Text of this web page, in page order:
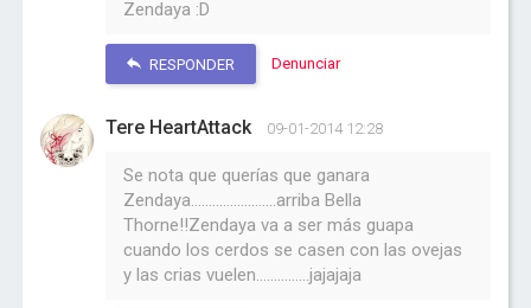
Zendaya :D
RESPONDER Denunciar
Tere HeartAttack 09-01-2014 12:28
Se nota que querías que ganara
Zendaya........................arriba Bella
Thorne!!Zendaya va a ser más guapa
cuando los cerdos se casen con las ovejas
y las crias vuelen...............jajajaja